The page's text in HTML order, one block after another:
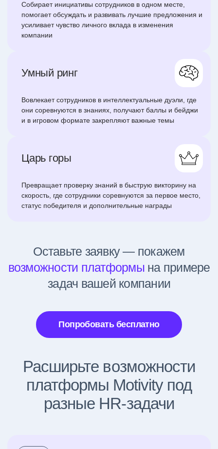
Собирает инициативы сотрудников в одном месте,
помогает обсуждать и развивать лучшие предложения и
усиливает чувство личного вклада в изменения
компании
Умный ринг
Вовлекает сотрудников в интеллектуальные дуэли, где
они соревнуются в знаниях, получают баллы и бейджи
и в игровом формате закрепляют важные темы
Царь горы
Превращает проверку знаний в быструю викторину на
скорость, где сотрудники соревнуются за первое место,
статус победителя и дополнительные награды
Оставьте заявку — покажем
возможности платформына примере
задач вашей компании
Попробовать бесплатно
Расширьте возможности
платформы Motivity под
разные HR-задачи